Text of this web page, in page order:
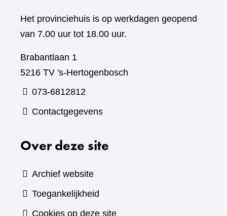
Het provinciehuis is op werkdagen geopend
van 7.00 uur tot 18.00 uur.
Brabantlaan 1
5216 TV 's-Hertogenbosch
073-6812812
Contactgegevens
Over deze site
Archief website
Toegankelijkheid
Cookies op deze site